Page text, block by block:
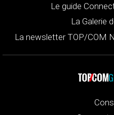
Le guide
La Galerie
La newsletter TOP/COM